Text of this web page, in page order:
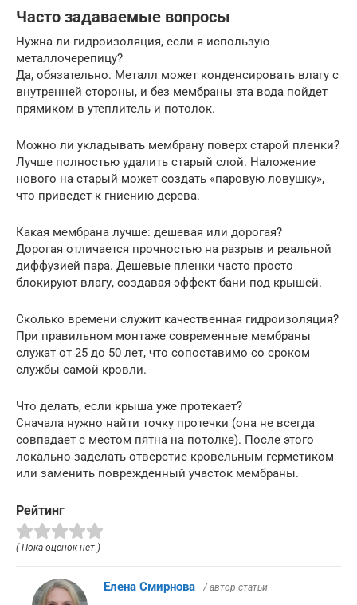
Часто задаваемые вопросы
Нужна ли гидроизоляция, если я использую
металлочерепицу?
Да, обязательно. Металл может конденсировать влагу с
внутренней стороны, и без мембраны эта вода пойдет
прямиком в утеплитель и потолок.
Можно ли укладывать мембрану поверх старой пленки?
Лучше полностью удалить старый слой. Наложение
нового на старый может создать «паровую ловушку»,
что приведет к гниению дерева.
Какая мембрана лучше: дешевая или дорогая?
Дорогая отличается прочностью на разрыв и реальной
диффузией пара. Дешевые пленки часто просто
блокируют влагу, создавая эффект бани под крышей.
Сколько времени служит качественная гидроизоляция?
При правильном монтаже современные мембраны
служат от 25 до 50 лет, что сопоставимо со сроком
службы самой кровли.
Что делать, если крыша уже протекает?
Сначала нужно найти точку протечки (она не всегда
совпадает с местом пятна на потолке). После этого
локально заделать отверстие кровельным герметиком
или заменить поврежденный участок мембраны.
Рейтинг
( Пока оценок нет )
Елена Смирнова / автор статьи